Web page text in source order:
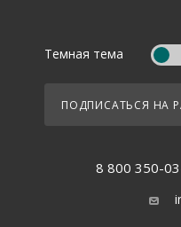
Темная тема
ПОДПИСАТЬСЯ НА
8 800 350-